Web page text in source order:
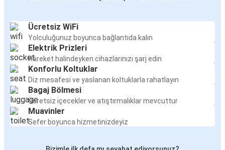
Ücretsiz WiFi
Yolculuğunuz boyunca bağlantıda kalın
Elektrik Prizleri
Hareket halindeyken cihazlarınızı şarj edin
Konforlu Koltuklar
Diz mesafesi ve yaslanan koltuklarla rahatlayın
Bagaj Bölmesi
Ücretsiz içecekler ve atıştırmalıklar mevcuttur
Muavinler
Sefer boyunca hizmetinizdeyiz